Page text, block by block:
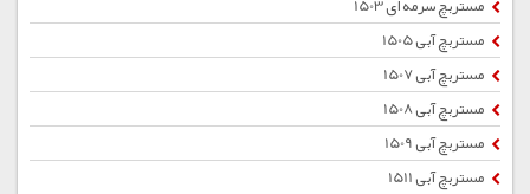
مستربچ آبی 1505
مستربچ آبی 1507
مستربچ آبی 1508
مستربچ آبی 1509
مستربچ آبی 1511